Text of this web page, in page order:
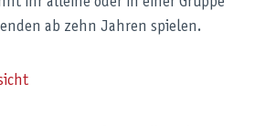
ihr alleine oder in einer Gruppe
ab zehn Jahren spielen.